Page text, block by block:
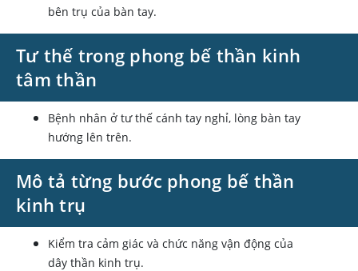
bên trụ của bàn tay.
Tư thế trong phong bế thần kinh
tâm thần
Bệnh nhân ở tư thế cánh tay nghỉ, lòng bàn tay
hướng lên trên.
Mô tả từng bước phong bế thần
kinh trụ
Kiểm tra cảm giác và chức năng vận động của
dây thần kinh trụ.